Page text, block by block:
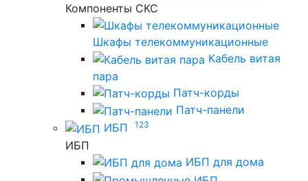
Компоненты СКС
Шкафы телекоммуникационные
Кабель витая
пара
Патч-корды
Патч-панели
ИБП
123
ИБП
ИБП для дома